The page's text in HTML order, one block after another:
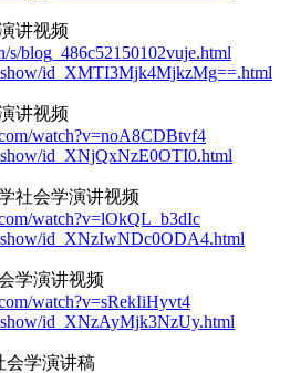
讲视频
s/blog_486c52150102vuje.html
id_XMTI3Mjk4MjkzMg==.html
讲视频
watch?v=noA8CDBtvf4
id_XNjQxNzE0OTI0.html
社会学演讲视频
watch?v=lOkQL_b3dIc
id_XNzIwNDc0ODA4.html
学演讲视频
watch?v=sRekIiHyvt4
id_XNzAyMjk3NzUy.html
会学演讲稿